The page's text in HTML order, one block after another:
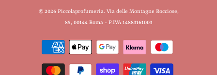
© 2026 Piccolaprofumeria. Via delle Montagne Rocciose,
85, 00144 Roma - P.IVA 14883161003